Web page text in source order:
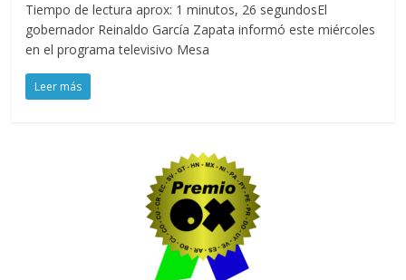
Tiempo de lectura aprox: 1 minutos, 26 segundosEl
gobernador Reinaldo García Zapata informó este miércoles
en el programa televisivo Mesa
Leer más